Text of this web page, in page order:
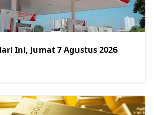
Ini, Jumat 7 Agustus 2026